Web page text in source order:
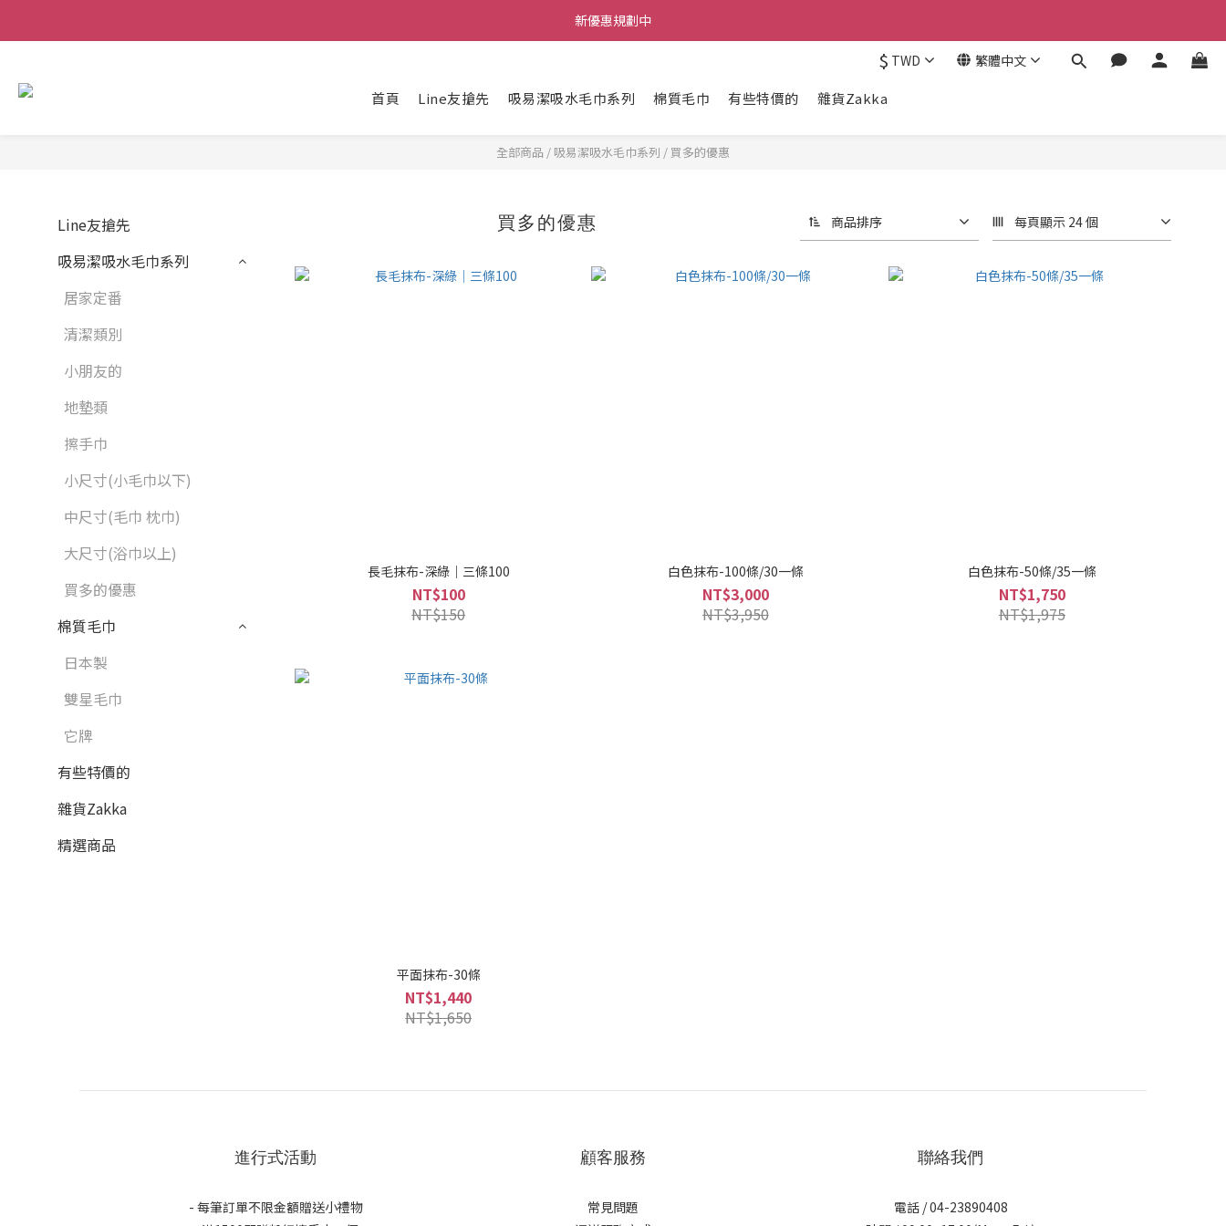
每筆訂單不限金額贈送小禮物
新優惠規劃中
$ TWD 繁體中文
首頁 Line友搶先 吸易潔吸水毛巾系列 棉質毛巾 有些特價的 雜貨Zakka
全部商品 / 吸易潔吸水毛巾系列 / 買多的優惠
Line友搶先
吸易潔吸水毛巾系列
居家定番
清潔類別
小朋友的
地墊類
擦手巾
小尺寸(小毛巾以下)
中尺寸(毛巾 枕巾)
大尺寸(浴巾以上)
買多的優惠
棉質毛巾
日本製
雙星毛巾
它牌
有些特價的
雜貨Zakka
精選商品
買多的優惠 商品排序 每頁顯示 24 個
長毛抹布-深綠｜三條100
NT$100
NT$150
白色抹布-100條/30一條
NT$3,000
NT$3,950
白色抹布-50條/35一條
NT$1,750
NT$1,975
平面抹布-30條
NT$1,440
NT$1,650
進行式活動
- 每筆訂單不限金額贈送小禮物
顧客服務
常見問題
聯絡我們
電話 / 04-23890408